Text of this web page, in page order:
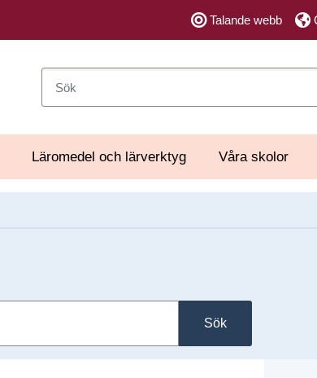
Talande webb
Läromedel och lärverktyg Våra skolor
Sök